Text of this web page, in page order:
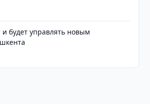
и будет управлять новым